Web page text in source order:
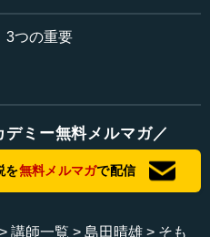
3つの重要
ミー無料メルマガ／
を無料メルマガで配信
講師一覧 島田晴雄 そも